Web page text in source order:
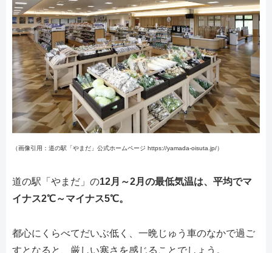
（画像引用：道の駅「やまだ」公式ホームページ https://yamada-oisuta.jp/）
道の駅「やまだ」の12月～2月の最低気温は、平均でマ
イナス2℃～マイナス5℃。
都心にくらべてだいぶ低く、一晩じゅう車のなかで過ご
すとなると、厳しい寒さを感じることでしょう。